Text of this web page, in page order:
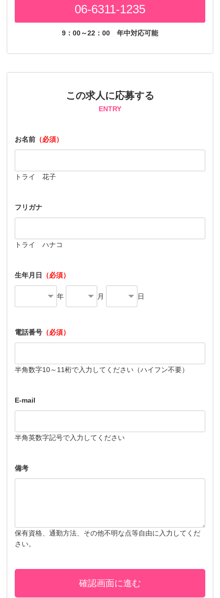
06-6311-1235
9：00～22：00 年中対応可能
この求人に応募する
ENTRY
お名前 （必須）
トライ 花子
フリガナ
トライ ハナコ
生年月日 （必須）
年 月 日
電話番号 （必須）
半角数字10～11桁で入力してください（ハイフン不要）
E-mail
半角英数字記号で入力してください
備考
保有資格、通勤方法、その他不明な点等自由に入力してくだ
さい。